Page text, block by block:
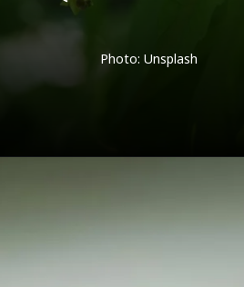
Photo: Unsplash